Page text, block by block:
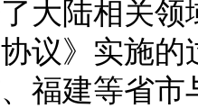
大陆相关
议》实施
福建等省